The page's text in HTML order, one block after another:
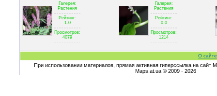
Галерея:
Растения
Рейтинг:
1.0
Просмотров:
4079
Галерея:
Растения
Рейтинг:
0.0
Просмотров:
1214
О
При использовании материалов, прямая активная гиперссылка на сайт
Maps.at.ua © 2009 - 2026